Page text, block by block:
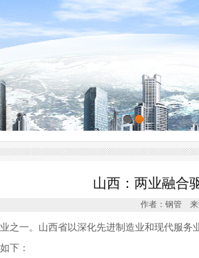
山西：两业融合
作者：钢管 来
之一。山西省以深化先进制造业和现代服
下：